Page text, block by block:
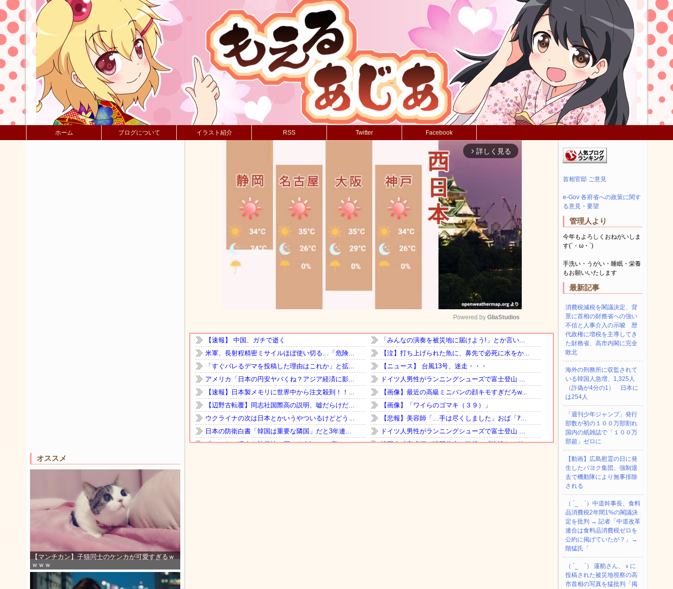
ホーム ブログについて イラスト紹介 RSS Twitter Facebook
オススメ
【マンチカン】子猫同士のケンカが可愛すぎるｗ
ｗｗｗ
arrow_forward_ios 詳しく見る
Mute
Powered by GliaStudios
首相官邸 ご意見
e-Gov 各府省への政策に関す
る意見・要望
管理人より
今年もよろしくおねがいしま
す(´・ω・`)
手洗い・うがい・睡眠・栄養
もお願いいたします
最新記事
消費税減税を閣議決定、背
景に首相の財務省への強い
不信と人事介入の示唆 歴
代政権に増税を主導してき
た財務省、高市内閣に完全
敗北
海外の刑務所に収監されて
いる韓国人急増、1,325人
（詐偽が4分の1） 日本に
は254人
「週刊少年ジャンプ」発行
部数が初の１００万部割れ
国内の紙雑誌で「１００万
部超」ゼロに
【動画】広島慰霊の日に発
生したパヨク集団、強制退
去で機動隊により無事排除
される
（ ´_ゝ`）中道幹事長、食料
品消費税2年間1%の閣議決
定を批判 → 記者「中道改革
連合は食料品消費税ゼロを
公約に掲げていたが？」→
階猛氏「
（ ´_ゝ`） 蓮舫さん、ｘに
投稿された被災地視察の高
市首相の写真を猛批判「掲